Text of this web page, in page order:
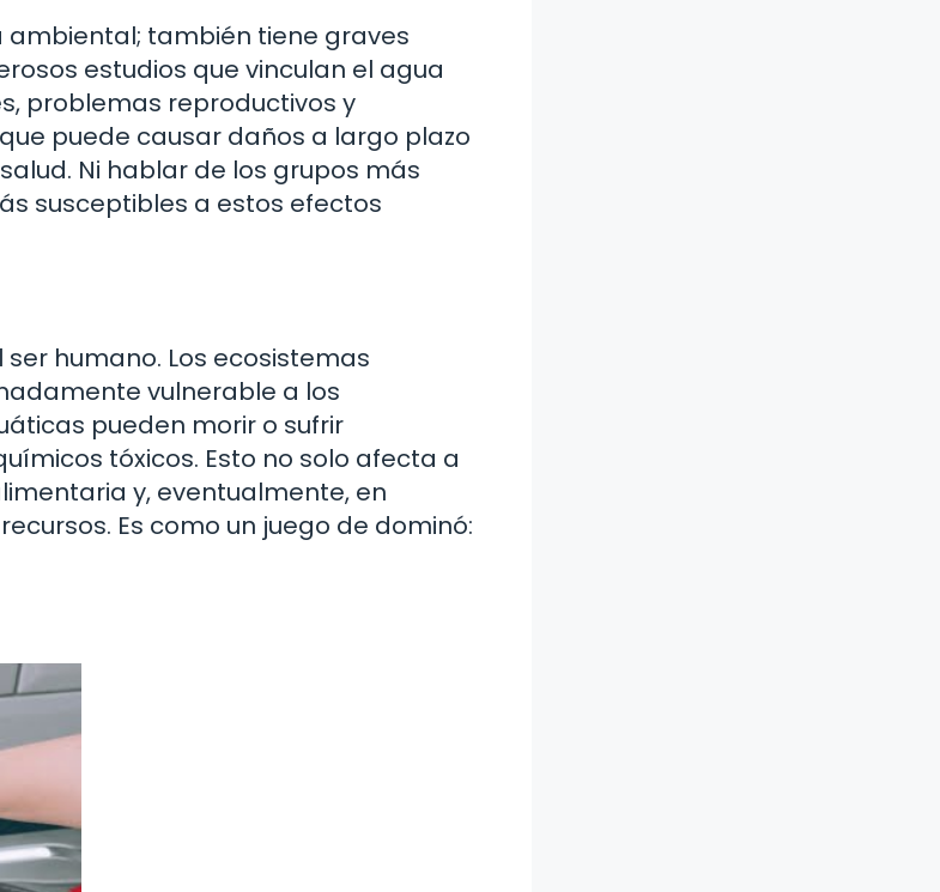
ambiental; también tiene graves
estudios que vinculan el agua
problemas reproductivos y
puede causar daños a largo plazo
Ni hablar de los grupos más
susceptibles a estos efectos
humano. Los ecosistemas
vulnerable a los
pueden morir o sufrir
tóxicos. Esto no solo afecta a
y, eventualmente, en
Es como un juego de dominó: